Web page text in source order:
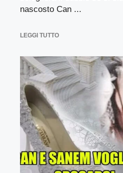
nascosto Can ...
LEGGI TUTTO